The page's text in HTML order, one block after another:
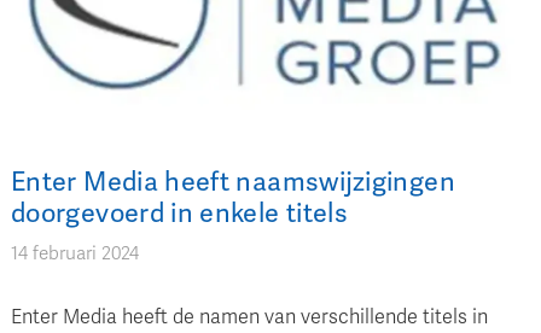
Enter Media heeft naamswijzigingen
doorgevoerd in enkele titels
14 februari 2024
Enter Media heeft de namen van verschillende titels in